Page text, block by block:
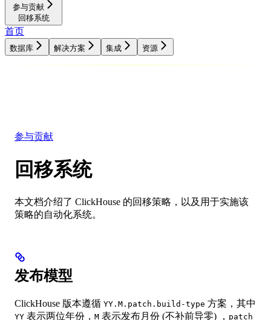
参与贡献
回移系统
首页
数据库 解决方案 集成 资源
参与贡献
回移系统
本文档介绍了 ClickHouse 的回移策略，以及用于实施该
策略的自动化系统。
发布模型
ClickHouse 版本遵循 YY.M.patch.build-type 方案，其中
YY 表示两位年份， M 表示发布月份 (不补前导零) ， patch